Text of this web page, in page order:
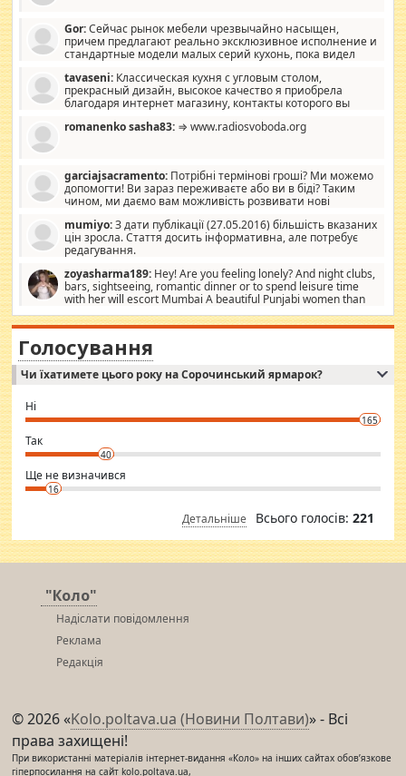
Gor:Сейчас рынок мебели чрезвычайно насыщен,
причем предлагают реально эксклюзивное исполнение и
стандартные модели малых серий кухонь, пока видел
стандартные формы, в MebelOk, креативненько и что главное -
со вкусом все в порядке, без ненужных наворотов удорожающих
мебель, а это не последний фактор.
tavaseni: Классическая кухня с угловым столом,
прекрасный дизайн, высокое качество я приобрела
благодаря интернет магазину, контакты которого вы
romanenko sasha83: ⇒ www.radiosvoboda.org
garciajsacramento: Потрібні термінові гроші? Ми можемо
допомогти! Ви зараз переживаєте або ви в біді? Таким
чином, ми даємо вам можливість розвивати нові
допомагати людям, які намагаються дати їм шанс. Кожен
заслуговує на другий шанс, і, оскільки влада не зможе, вони
повинні приймати від інших. Для нас нема багато суми, і зрілість
витрат, а тільки узгоджених сум і нічого іншого. Не чекайте і не
коментуйте цей пост. Введіть суму, яку ви хочете подати, і ми
зв'яжемося з вами з усіма варіантами. зв'яжіться з нами
сьогодні на garciajsacramento@gmail.com Вам потрібні термінові
гроші? Ми можемо допомогти!
mumiyo:З дати публікації (27.05.2016) більшість вказаних
цін зросла. Стаття досить інформативна, але потребує
редагування.
zoyasharma189: Hey! Are you feeling lonely? And night clubs,
bars, sightseeing, romantic dinner or to spend leisure time
with her will escort Mumbai A beautiful Punjabi women than
sexy escort companion in arms that you guys feel like 5 star luxury
hotel had to spend the night in their search for loved solitaire free
woman "Love Solitaire" beautiful figure and shapely body shapes.
Independent escort in Mumbai, truthful, friendly and cheerful girl.
WhatsApp via an easily can see the latest pictures of her body and the
want to meet new people. Sakshi Mirchandani health and figure
conscious in order to keep yourself fit and regularly go to the health
club.
⇒ sakshimirchandani.com
Голосування
Чи їхатимете цього року на Сорочинський ярмарок?
Ні
165
Так
40
Ще не визначився
16
Детальніше Всього голосів: 221
"Коло"
Надіслати повідомлення
Реклама
Редакція
© 2026 «Kolo.poltava.ua (Новини Полтави)» - Всі
права захищені!
При використанні матеріалів інтернет-видання «Коло» на інших сайтах обов’язкове
гіперпосилання на сайт kolo.poltava.ua,